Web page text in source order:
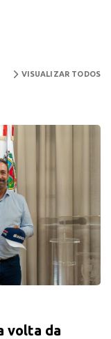
VISUALIZAR TODOS
volta da